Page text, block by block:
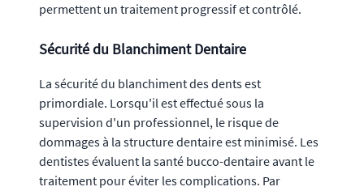
permettent un traitement progressif et contrôlé.
Sécurité du Blanchiment Dentaire
La sécurité du blanchiment des dents est
primordiale. Lorsqu'il est effectué sous la
supervision d'un professionnel, le risque de
dommages à la structure dentaire est minimisé. Les
dentistes évaluent la santé bucco-dentaire avant le
traitement pour éviter les complications. Par